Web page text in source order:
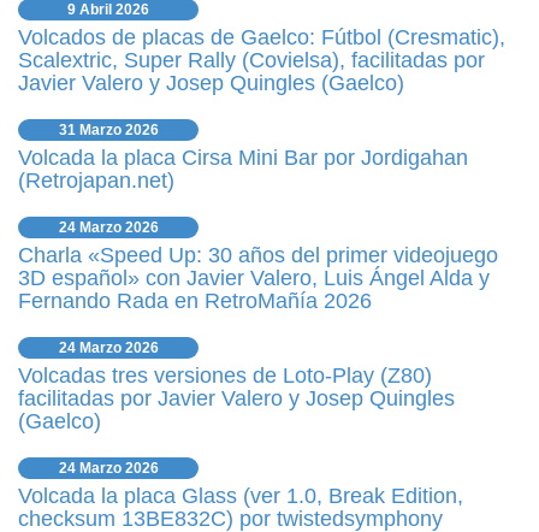
9 Abril 2026
Volcados de placas de Gaelco: Fútbol (Cresmatic),
Scalextric, Super Rally (Covielsa), facilitadas por
Javier Valero y Josep Quingles (Gaelco)
31 Marzo 2026
Volcada la placa Cirsa Mini Bar por Jordigahan
(Retrojapan.net)
24 Marzo 2026
Charla «Speed Up: 30 años del primer videojuego
3D español» con Javier Valero, Luis Ángel Alda y
Fernando Rada en RetroMañía 2026
24 Marzo 2026
Volcadas tres versiones de Loto-Play (Z80)
facilitadas por Javier Valero y Josep Quingles
(Gaelco)
24 Marzo 2026
Volcada la placa Glass (ver 1.0, Break Edition,
checksum 13BE832C) por twistedsymphony